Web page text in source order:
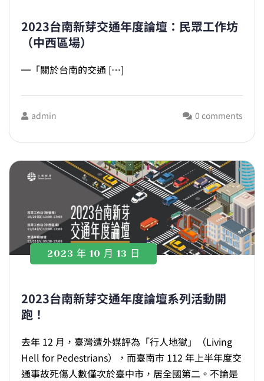
2023台南新芽交通年度論壇：民眾工作坊
（中西區場）
═「關於台南的交通 […]
admin 0 comments
2023 年 10 月 13 日
2023台南新芽交通年度論壇系列活動開
跑！
去年 12 月，臺灣遭外媒評為「行人地獄」（Living
Hell for Pedestrians），而臺南市 112 年上半年度交
通事故死傷人數僅次於臺中市，居全國第二。​不論是